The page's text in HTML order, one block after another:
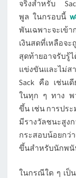
จริงสำหรับ
พูล ในกรอบนี้
พันเฉพาะจะเข้
เงินสดที่เหลือ
สุดท้ายอาจรับรู้
แข่งขันและไม่ส
Sack คือ เช่นเ
ในทุก ๆ ทาง พ
ขึ้น เช่น การปร
มีรางวัลชนะสูง
กระสอบน้อยกว่
ขึ้นสำหรับนักพ
ในกรณีใด ๆ เป็